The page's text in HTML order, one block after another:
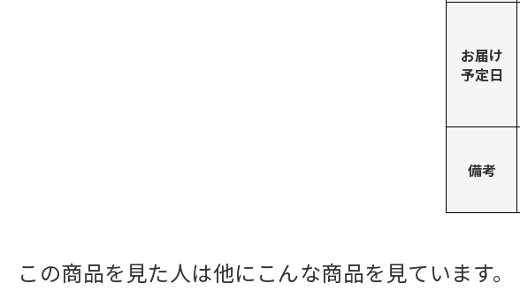
お届け
予定日
備考
この商品を見た人は他にこんな商品を見ています。